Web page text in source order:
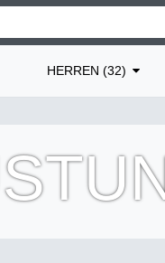
HERREN (32)